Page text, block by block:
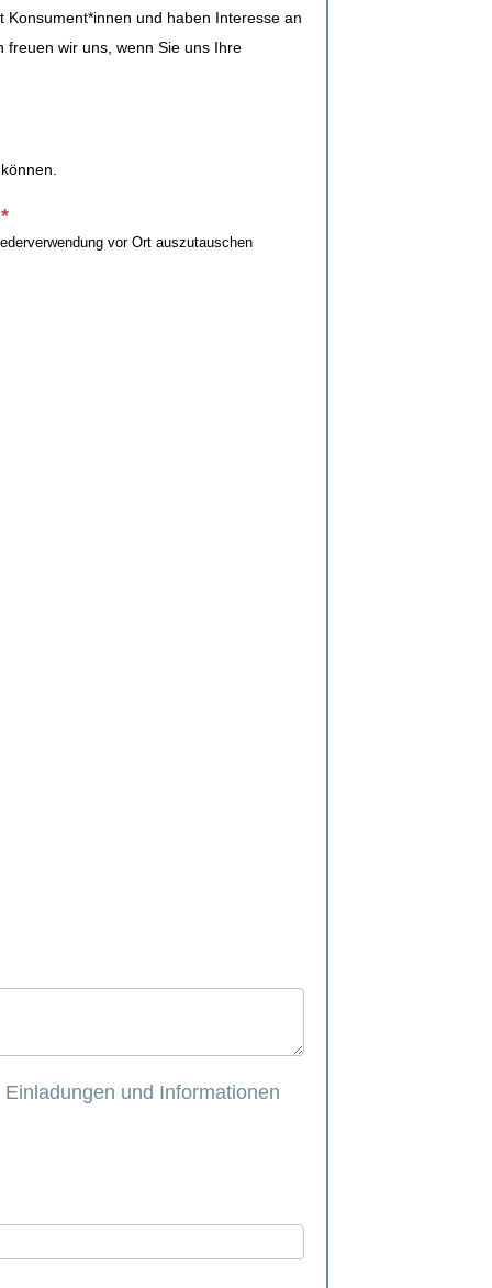
und haben Interesse an
freuen wir uns, wenn Sie uns Ihre
*
vor Ort auszutauschen
und Informationen